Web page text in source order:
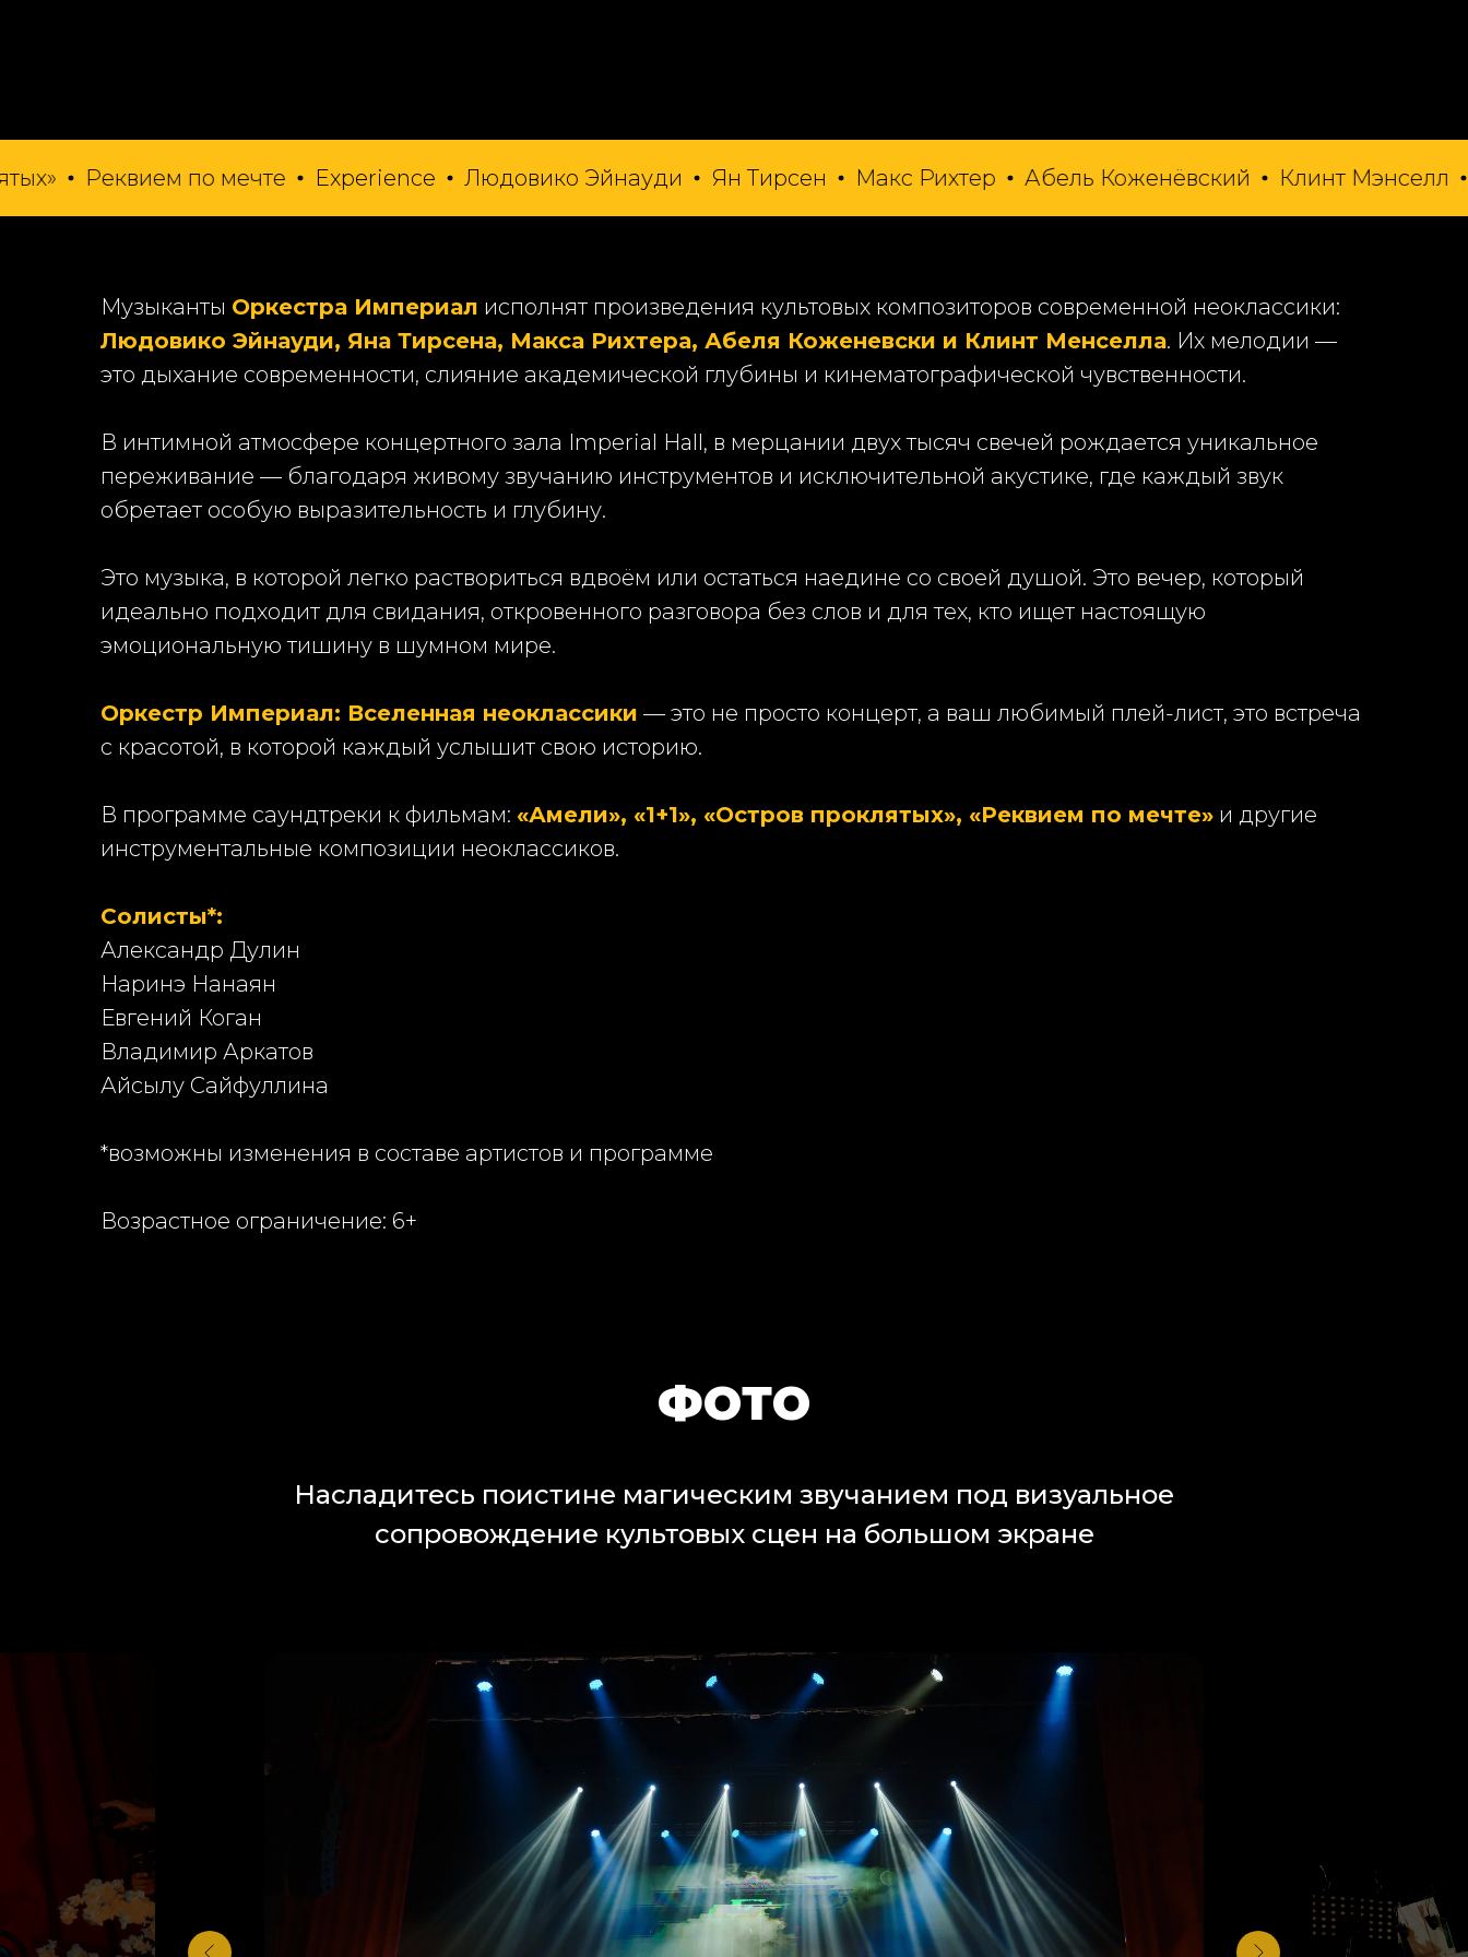
Реквием по мечте Experience Людовико Эйнауди Ян Тирсен Макс Рихтер Абель Коженёвский Клинт Мэнселл
Музыканты Оркестра Империал исполнят произведения культовых композиторов современной неоклассики:
Людовико Эйнауди, Яна Тирсена, Макса Рихтера, Абеля Коженевски и Клинт Менселла. Их мелодии —
это дыхание современности, слияние академической глубины и кинематографической чувственности.
В интимной атмосфере концертного зала Imperial Hall, в мерцании двух тысяч свечей рождается уникальное
переживание — благодаря живому звучанию инструментов и исключительной акустике, где каждый звук
обретает особую выразительность и глубину.
Это музыка, в которой легко раствориться вдвоём или остаться наедине со своей душой. Это вечер, который
идеально подходит для свидания, откровенного разговора без слов и для тех, кто ищет настоящую
эмоциональную тишину в шумном мире.
Оркестр Империал: Вселенная неоклассики — это не просто концерт, а ваш любимый плей-лист, это встреча
с красотой, в которой каждый услышит свою историю.
В программе саундтреки к фильмам: «Амели», «1+1», «Остров проклятых», «Реквием по мечте» и другие
инструментальные композиции неоклассиков.
Солисты*:
Александр Дулин
Наринэ Нанаян
Евгений Коган
Владимир Аркатов
Айсылу Сайфуллина
*возможны изменения в составе артистов и программе
Возрастное ограничение: 6+
ФОТО
Насладитесь поистине магическим звучанием под визуальное
сопровождение культовых сцен на большом экране